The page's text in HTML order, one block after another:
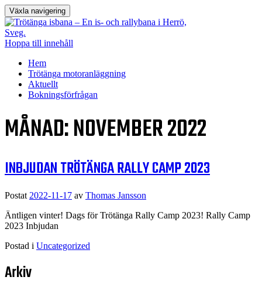
Växla navigering
Hoppa till innehåll
Hem
Trötänga motoranläggning
Aktuellt
Bokningsförfrågan
MÅNAD:NOVEMBER 2022
INBJUDAN TRÖTÄNGA RALLY CAMP 2023
Postat 2022-11-17 av Thomas Jansson
Äntligen vinter! Dags för Trötänga Rally Camp 2023! Rally Camp
2023 Inbjudan
Postad i Uncategorized
Arkiv